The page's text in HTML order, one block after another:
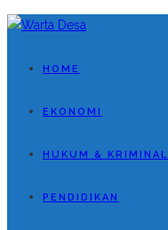
HOME
EKONOMI
HUKUM & KRIMINAL
PENDIDIKAN